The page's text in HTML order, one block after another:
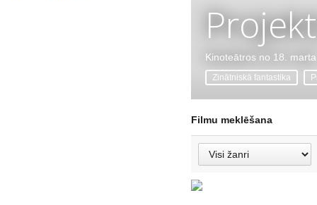
Kinoteātros no 18. marta
Zinātniskā fantastika
Filmu meklēšana